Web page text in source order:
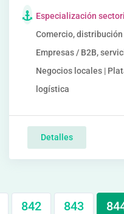
Especialización
Comercio,
Empresas / B2B,
Negocios locales |
logística
Detalles
842 843